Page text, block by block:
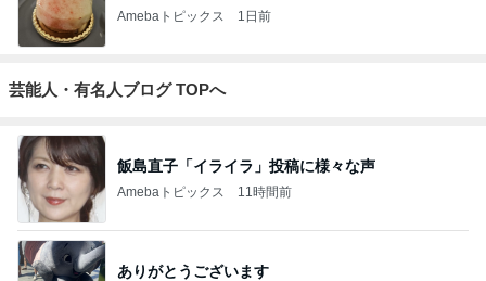
Amebaトピックス 1日前
芸能人・有名人ブログ TOPへ
飯島直子「イライラ」投稿に様々な声
Amebaトピックス 11時間前
ありがとうございます